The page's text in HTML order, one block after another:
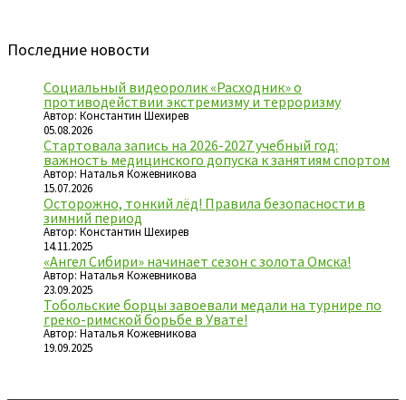
Последние новости
Социальный видеоролик «Расходник» о
противодействии экстремизму и терроризму
Автор: Константин Шехирев
05.08.2026
Стартовала запись на 2026-2027 учебный год:
важность медицинского допуска к занятиям спортом
Автор: Наталья Кожевникова
15.07.2026
Осторожно, тонкий лёд! Правила безопасности в
зимний период
Автор: Константин Шехирев
14.11.2025
«Ангел Сибири» начинает сезон с золота Омска!
Автор: Наталья Кожевникова
23.09.2025
Тобольские борцы завоевали медали на турнире по
греко-римской борьбе в Увате!
Автор: Наталья Кожевникова
19.09.2025